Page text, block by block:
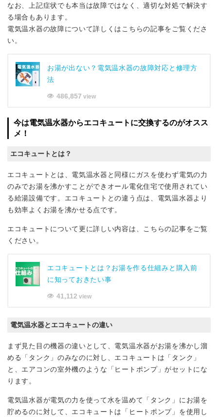
なお、上記症状でも本当は故障ではなく、適切な対処で解決す
る場合もあります。
電気温水器の故障について詳しくはこちらの記事をご覧くださ
い。
お湯が出ない？電気温水器の故障対応と修理方
法
486,857 view
今は電気温水器からエコキュートに交換するのがオスス
メ！
エコキュートとは？
エコキュートとは、電気温水器と同様にガスを使わず電気の力
のみでお湯を沸かすことができオール電化住宅で使用されてい
る給湯設備です。エコキュートとの違う点は、電気温水器より
も効率よくお湯を沸かせる点です。
エコキュートについて更に詳しい内容は、こちらの記事をご覧
ください。
エコキュートとは？お湯を作る仕組みと購入前
に知っておきたい事
41,112 view
電気温水器とエコキュートの違い
まず見た目の機器の違いとして、電気温水器がお湯を沸かし溜
める「タンク」のみなのに対し、エコキュートは「タンク」
と、エアコンの室外機のような「ヒートポンプ」がセットにな
ります。
電気温水器が電気の力を使って水を温めて「タンク」にお湯を
貯めるのに対して、エコキュートは「ヒートポンプ」を使用し